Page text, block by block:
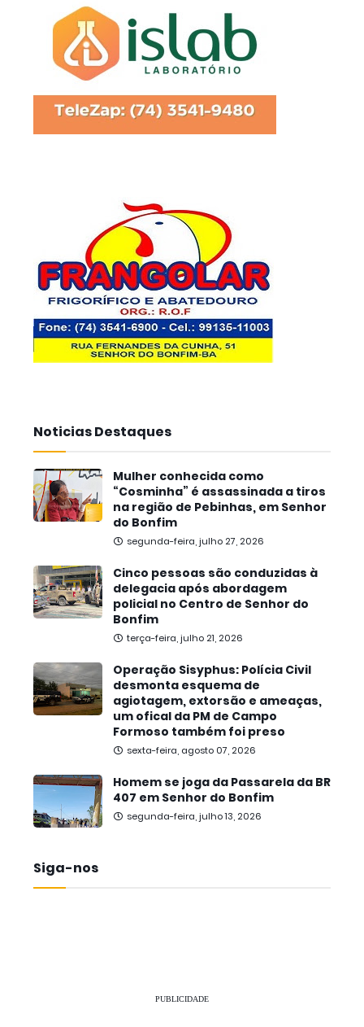
Noticias Destaques
Mulher conhecida como
“Cosminha” é assassinada a tiros
na região de Pebinhas, em Senhor
do Bonfim
segunda-feira, julho 27, 2026
Cinco pessoas são conduzidas à
delegacia após abordagem
policial no Centro de Senhor do
Bonfim
terça-feira, julho 21, 2026
Operação Sisyphus: Polícia Civil
desmonta esquema de
agiotagem, extorsão e ameaças,
um ofical da PM de Campo
Formoso também foi preso
sexta-feira, agosto 07, 2026
Homem se joga da Passarela da BR
407 em Senhor do Bonfim
segunda-feira, julho 13, 2026
Siga-nos
PUBLICIDADE